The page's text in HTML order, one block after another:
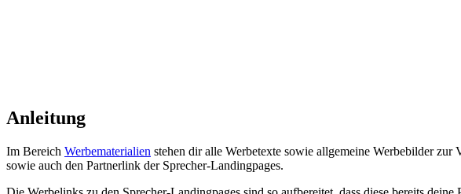
Anleitung
Im Bereich Werbematerialien stehen dir alle Werbetexte sowie allgemeine Werbebilder
sowie auch den Partnerlink der Sprecher-Landingpages.